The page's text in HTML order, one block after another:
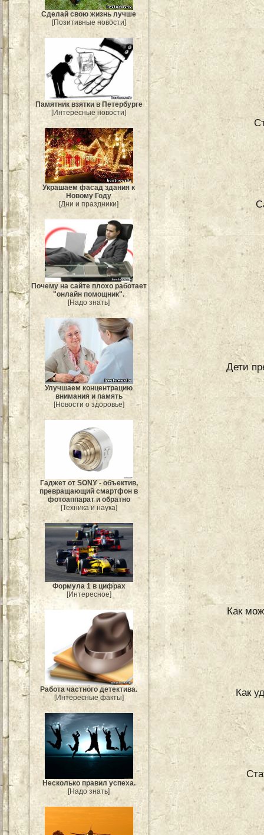
Сделай свою жизнь лучше
[Позитивные новости]
Памятник взятки в Петербурге
[Интересные новости]
Украшаем фасад здания к
Новому Году
[Дни и праздники]
Почему на сайте плохо работает
"онлайн помощник".
[Надо знать]
Улучшаем концентрацию
внимания и память
[Новости о здоровье]
Гаджет от SONY - объектив,
превращающий смартфон в
фотоаппарат и обратно
[Техника и наука]
Формула 1 в цифрах
[Интересное]
Работа частного детектива.
[Интересные факты]
Несколько правил успеха.
[Надо знать]
Дети
Как
Как